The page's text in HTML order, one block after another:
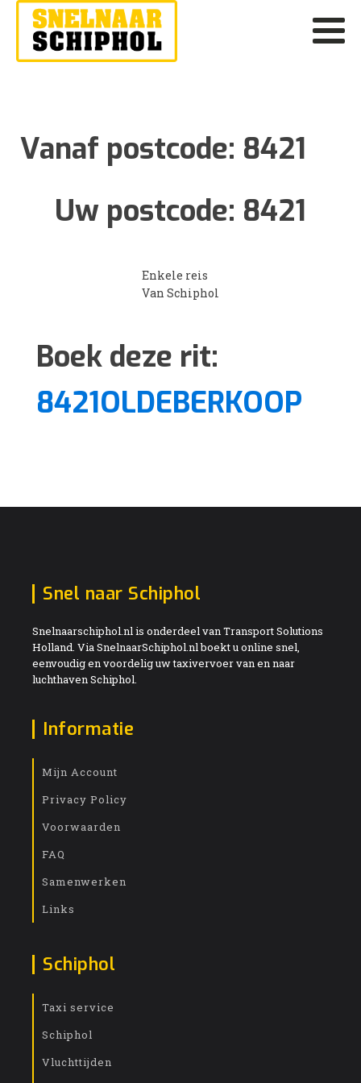
Vanaf postcode: 8421
Uw postcode: 8421
Enkele reis
Van Schiphol
Boek deze rit:
8421OLDEBERKOOP
Snel naar Schiphol
Snelnaarschiphol.nl is onderdeel van Transport Solutions
Holland. Via SnelnaarSchiphol.nl boekt u online snel,
eenvoudig en voordelig uw taxivervoer van en naar
luchthaven Schiphol.
Informatie
Mijn Account
Privacy Policy
Voorwaarden
FAQ
Samenwerken
Links
Schiphol
Taxi service
Schiphol
Vluchttijden